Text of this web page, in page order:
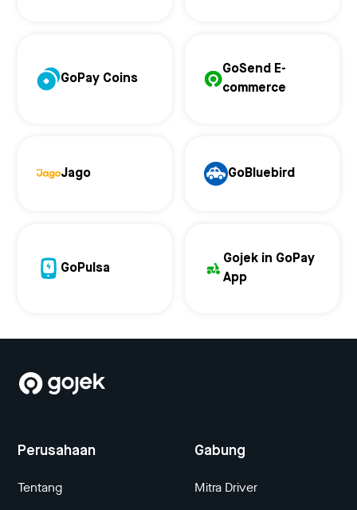
GoPay Coins
GoSend E-
commerce
Jago GoBluebird
GoPulsa
Gojek in GoPay
App
Perusahaan
Tentang
Gabung
Mitra Driver